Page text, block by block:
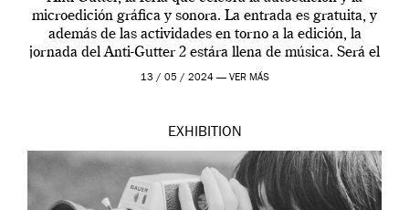
microedición gráfica y sonora. La entrada es gratuita, y
además de las actividades en torno a la edición, la
jornada del Anti-Gutter 2 estára llena de música. Será el
[…]
13 / 05 / 2024 — VER MÁS
EXHIBITION